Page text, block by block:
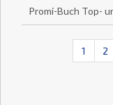
Promi-Buch Top-
1 2